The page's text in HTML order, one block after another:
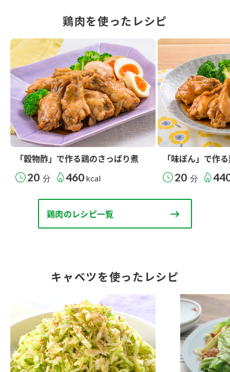
鶏肉を使ったレシピ
「穀物酢」で作る鶏のさっぱり煮
20 分 460 kcal
「味ぽん」で作
20 分
鶏肉のレシピ一覧
キャベツを使ったレシピ